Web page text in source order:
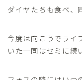
ダイヤたちも食べ、
今度は向こうでライ
いた一同はセミに続